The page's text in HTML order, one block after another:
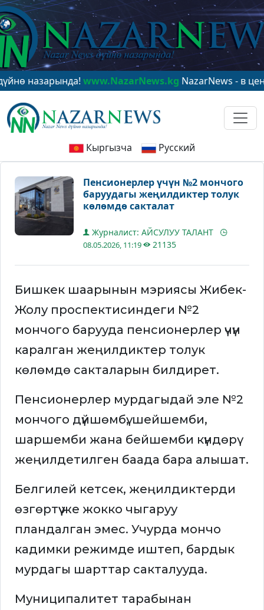
www.NazarNews.kgNazarNews - в центре
Кыргызча Русский
Пенсионерлер үчүн №2 мончого
баруудагы жеңилдиктер толук
көлөмдө сакталат
Журналист: АЙСУЛУУ ТАЛАНТ
08.05.2026, 11:19 21135
Бишкек шаарынын мэриясы Жибек-
Жолу проспектисиндеги №2
мончого барууда пенсионерлер үчүн
каралган жеңилдиктер толук
көлөмдө сакталарын билдирет.
Пенсионерлер мурдагыдай эле №2
мончого дүйшөмбү, шейшемби,
шаршемби жана бейшемби күндөрү
жеңилдетилген баада бара алышат.
Белгилей кетсек, жеңилдиктерди
өзгөртүү же жокко чыгаруу
пландалган эмес. Учурда мончо
кадимки режимде иштеп, бардык
мурдагы шарттар сакталууда.
Муниципалитет тарабынан